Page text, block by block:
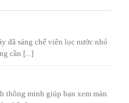
đã sáng chế viên lọc nước nhỏ
cần [...]
thông minh giúp bạn xem màn